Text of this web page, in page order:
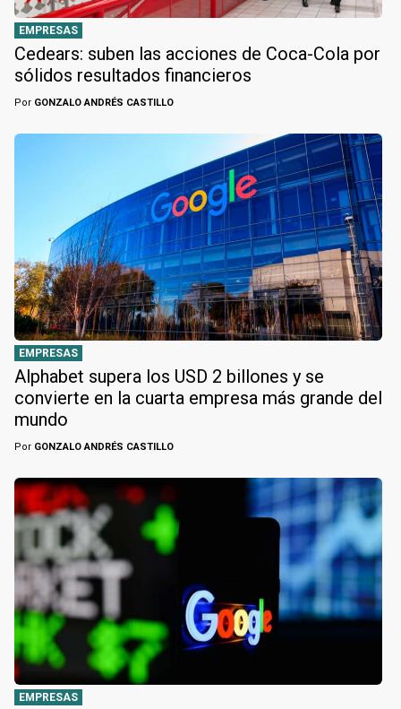
EMPRESAS
Cedears: suben las acciones de Coca-Cola por
sólidos resultados financieros
Por GONZALO ANDRÉS CASTILLO
EMPRESAS
Alphabet supera los USD 2 billones y se
convierte en la cuarta empresa más grande del
mundo
Por GONZALO ANDRÉS CASTILLO
EMPRESAS